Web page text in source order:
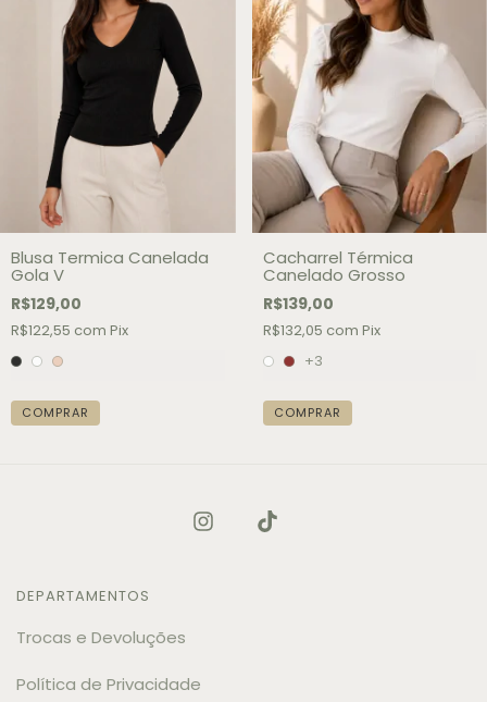
Blusa Termica Canelada
Gola V
R$129,00
R$122,55 com Pix
COMPRAR
Cacharrel Térmica
Canelado Grosso
R$139,00
R$132,05 com Pix
+3
COMPRAR
DEPARTAMENTOS
Trocas e Devoluções
Política de Privacidade